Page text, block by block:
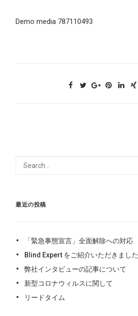
Demo media 787110493
最近の投稿
「緊急事態宣言」全面解除への対応
Blind Expert をご紹介いただきました
弊社インタビューの記事について
新型コロナウィルスに関して
リードタイム